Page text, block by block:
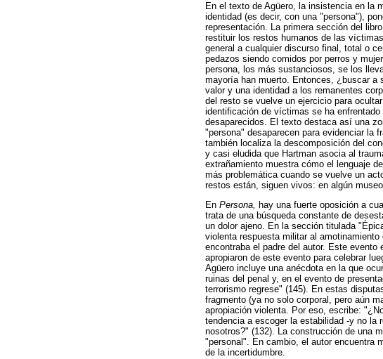
En el texto de Agüero, la insistencia en la
identidad (es decir, con una "persona"),
representación. La primera sección del
restituir los restos humanos de las
general a cualquier discurso final, total o
pedazos siendo comidos por perros y
persona, los más sustanciosos, se los
mayoría han muerto. Entonces, ¿buscar
valor y una identidad a los remanentes
del resto se vuelve un ejercicio para
identificación de víctimas se ha
desaparecidos. El texto destaca así una
"persona" desaparecen para evidenciar la
también localiza la descomposición del
y casi eludida que Hartman asocia al
extrañamiento muestra cómo el lenguaje
más problemática cuando se vuelve un
restos están, siguen vivos: en algún
En Persona, hay una fuerte oposición a
trata de una búsqueda constante de
un dolor ajeno. En la sección titulada
violenta respuesta militar al
encontraba el padre del autor. Este
apropiaron de este evento para celebrar
Agüero incluye una anécdota en la que
ruinas del penal y, en el evento de
terrorismo regrese" (145). En estas
fragmento (ya no solo corporal, pero aún
apropiación violenta. Por eso, escribe:
tendencia a escoger la estabilidad -y no la
nosotros?" (132). La construcción de una
"personal". En cambio, el autor encuentra
de la incertidumbre.